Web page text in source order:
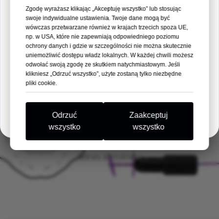
Pobierz PDF
Adres katalogu
DOWIEDZ SIĘ WIĘCEJ
10
DNI
07
GODZINY
52
MIN
39
SEK
Nie możemy się doczekać, żeby Cię tam
Rozumiem
Zgodę wyrażasz klikając „Akceptuję wszystko” lub stosując
swoje indywidualne ustawienia. Twoje dane mogą być
wówczas przetwarzane również w krajach trzecich spoza UE,
np. w USA, które nie zapewniają odpowiedniego poziomu
ochrony danych i gdzie w szczególności nie można skutecznie
uniemożliwić dostępu władz lokalnych. W każdej chwili możesz
odwołać swoją zgodę ze skutkiem natychmiastowym. Jeśli
klikniesz „Odrzuć wszystko”, użyte zostaną tylko niezbędne
pliki cookie.
Odrzuć
wszystko
Zaakceptuj
wszystko